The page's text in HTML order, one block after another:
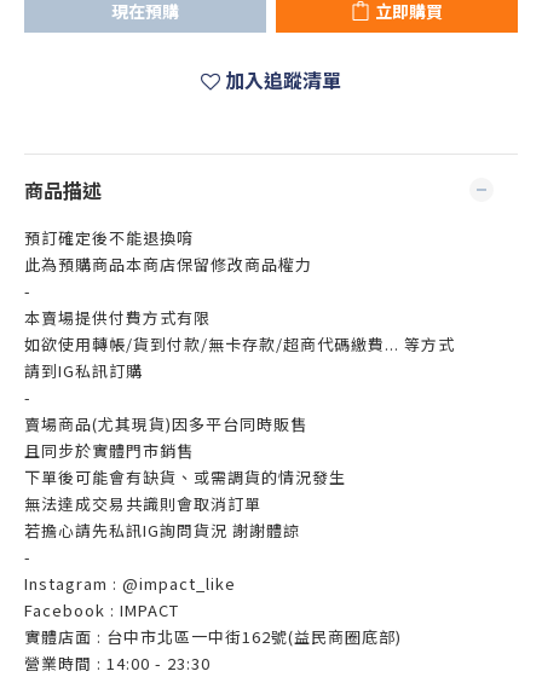
現在預購 立即購買
加入追蹤清單
商品描述
預訂確定後不能退換唷
此為預購商品本商店保留修改商品權力
-
本賣場提供付費方式有限
如欲使用轉帳/貨到付款/無卡存款/超商代碼繳費... 等方式
請到IG私訊訂購
-
賣場商品(尤其現貨)因多平台同時販售
且同步於實體門市銷售
下單後可能會有缺貨、或需調貨的情況發生
無法達成交易共識則會取消訂單
若擔心請先私訊IG詢問貨況 謝謝體諒
-
Instagram : @impact_like
Facebook : IMPACT
實體店面 : 台中市北區一中街162號(益民商圈底部)
營業時間 : 14:00 - 23:30